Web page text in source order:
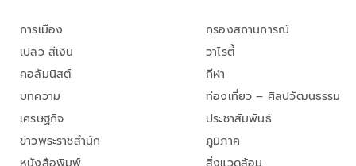
การเมือง
เปลว สีเงิน
คอลัมนิสต์
บทความ
เศรษฐกิจ
ข่าวพระราชสำนัก
กรองสถานการณ์
วาไรตี้
กีฬา
ท่องเที่ยว – ศิลปวัฒนธรรม
ประชาสัมพันธ์
ภูมิภาค